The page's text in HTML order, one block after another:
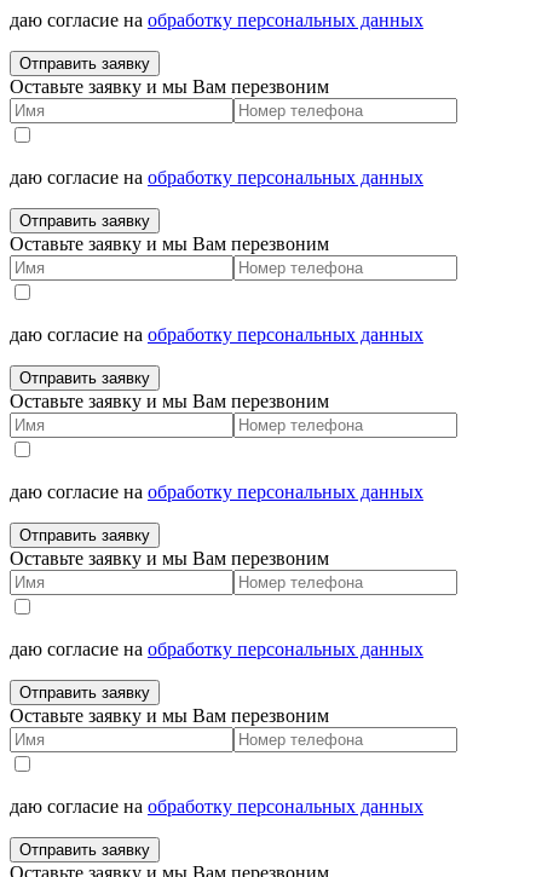
даю согласие на обработку персональных данных
Отправить заявку
Оставьте заявку и мы Вам перезвоним
даю согласие на обработку персональных данных
Отправить заявку
Оставьте заявку и мы Вам перезвоним
даю согласие на обработку персональных данных
Отправить заявку
Оставьте заявку и мы Вам перезвоним
даю согласие на обработку персональных данных
Отправить заявку
Оставьте заявку и мы Вам перезвоним
даю согласие на обработку персональных данных
Отправить заявку
Оставьте заявку и мы Вам перезвоним
даю согласие на обработку персональных данных
Отправить заявку